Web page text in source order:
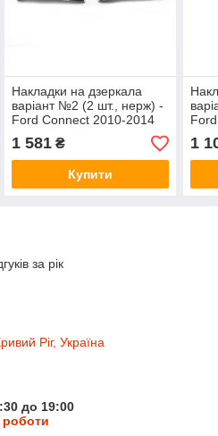
Накладки на дзеркала
варіант №2 (2 шт., нерж) -
Ford Connect 2010-2014
рр.
1 581₴
Купити
рр.
1
за рік
Ріг, Україна
до 19:00
роботи